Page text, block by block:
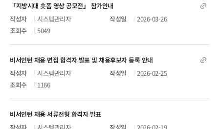
「지방시대 숏폼 영상 공모전」 참가안내
시스템관리자
2026-03-26
5049
비서인턴 채용 면접 합격자 발표 및 채용후보자 등록 안내
시스템관리자
2026-02-25
1166
비서인턴 채용 서류전형 합격자 발표